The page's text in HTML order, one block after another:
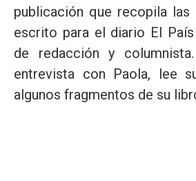
publicación que recopila las
escrito para el diario El
de redacción y
entrevista con Paola, lee
algunos fragmentos de su